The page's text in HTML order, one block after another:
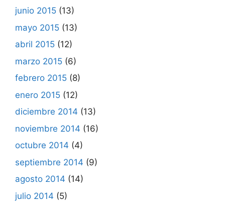
junio 2015 (13)
mayo 2015 (13)
abril 2015 (12)
marzo 2015 (6)
febrero 2015 (8)
enero 2015 (12)
diciembre 2014 (13)
noviembre 2014 (16)
octubre 2014 (4)
septiembre 2014 (9)
agosto 2014 (14)
julio 2014 (5)